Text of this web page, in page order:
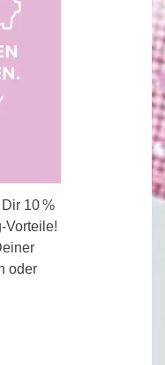
10 %
Vorteile!
oder